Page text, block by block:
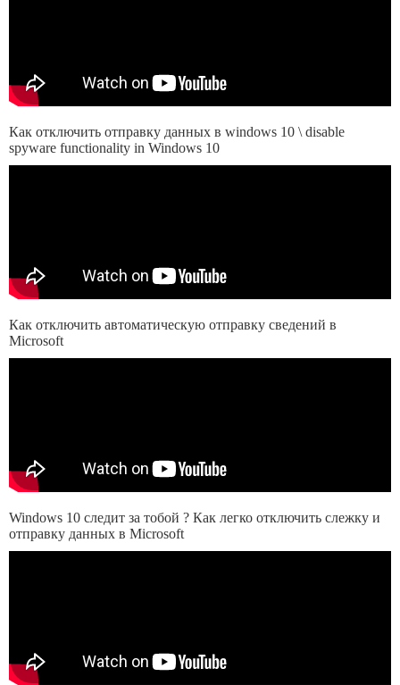
Как отключить отправку данных в windows 10 \ disable
spyware functionality in Windows 10
Как отключить автоматическую отправку сведений в
Microsoft
Windows 10 следит за тобой ? Как легко отключить слежку и
отправку данных в Microsoft